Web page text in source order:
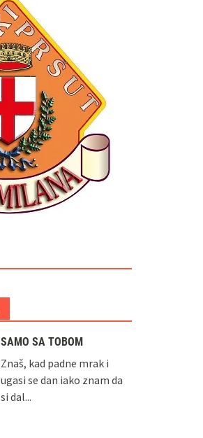
SAMO SA TOBOM
Znaš, kad padne mrak i
ugasi se dan iako znam da
si dal...